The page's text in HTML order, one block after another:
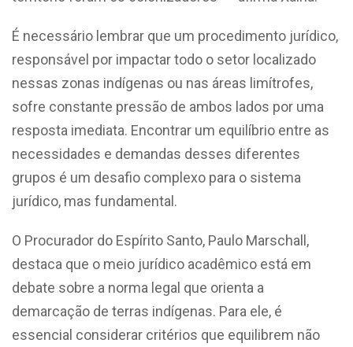
É necessário lembrar que um procedimento jurídico,
responsável por impactar todo o setor localizado
nessas zonas indígenas ou nas áreas limítrofes,
sofre constante pressão de ambos lados por uma
resposta imediata. Encontrar um equilíbrio entre as
necessidades e demandas desses diferentes
grupos é um desafio complexo para o sistema
jurídico, mas fundamental .
O Procurador do Espírito Santo, Paulo Marschall,
destaca que o meio jurídico acadêmico está em
debate sobre a norma legal que orienta a
demarcação de terras indígenas. Para ele, é
essencial considerar critérios que equilibrem não